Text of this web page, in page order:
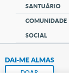
SANTUÁRIO
COMUNIDADE
SOCIAL
DAI-ME ALMAS
DOAR